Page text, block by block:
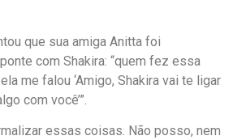
que sua amiga Anitta foi
com Shakira: “quem fez essa
me falou ‘Amigo, Shakira vai te ligar
com você’”.
essas coisas. Não posso, nem